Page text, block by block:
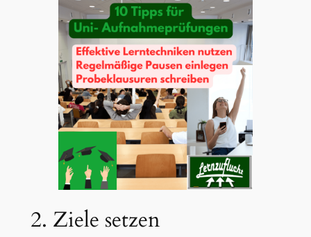
2. Ziele setzen